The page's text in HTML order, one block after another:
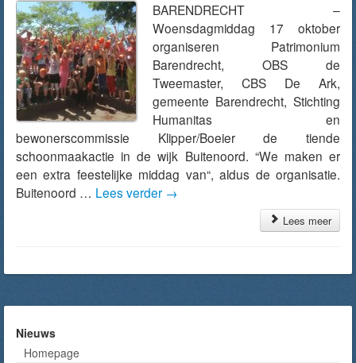
BARENDRECHT –
Woensdagmiddag 17 oktober
organiseren Patrimonium
Barendrecht, OBS de
Tweemaster, CBS De Ark,
gemeente Barendrecht, Stichting
Humanitas en
bewonerscommissie Klipper/Boeier de tiende
schoonmaakactie in de wijk Buitenoord. “We maken er
een extra feestelijke middag van“, aldus de organisatie.
Buitenoord … Lees verder →
Lees meer
Nieuws
Homepage